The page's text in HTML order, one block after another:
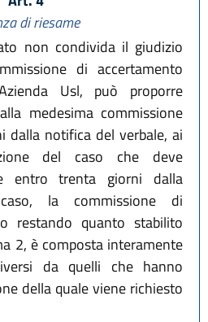
di riesame
non condivida il giudizio
di accertamento
Usl, può proporre
medesima commissione
dalla notifica del verbale, ai
del caso che deve
entro trenta giorni dalla
la commissione di
restando quanto stabilito
2, è composta interamente
da quelli che hanno
della quale viene richiesto